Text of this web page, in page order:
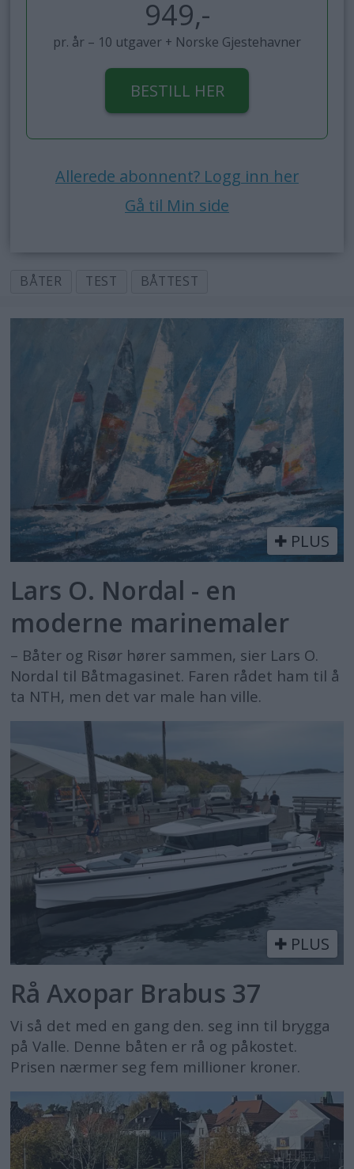
949,-
pr. år – 10 utgaver + Norske Gjestehavner
BESTILL HER
Allerede abonnent? Logg inn her
Gå til Min side
BÅTER TEST BÅTTEST
PLUS
Lars O. Nordal - en
moderne marinemaler
– Båter og Risør hører sammen, sier Lars O.
Nordal til Båtmagasinet. Faren rådet ham til å
ta NTH, men det var male han ville.
PLUS
Rå Axopar Brabus 37
Vi så det med en gang den. seg inn til brygga
på Valle. Denne båten er rå og påkostet.
Prisen nærmer seg fem millioner kroner.